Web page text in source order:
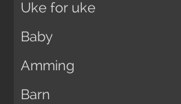
Uke for uke
Baby
Amming
Barn